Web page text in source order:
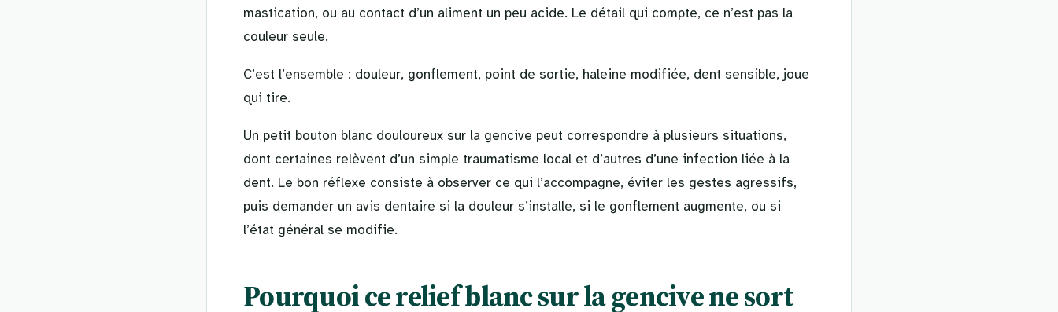
mastication, ou au contact d’un aliment un peu acide. Le détail qui compte, ce n’est pas la
couleur seule.
C’est l’ensemble : douleur, gonflement, point de sortie, haleine modifiée, dent sensible, joue
qui tire.
Un petit bouton blanc douloureux sur la gencive peut correspondre à plusieurs situations,
dont certaines relèvent d’un simple traumatisme local et d’autres d’une infection liée à la
dent. Le bon réflexe consiste à observer ce qui l’accompagne, éviter les gestes agressifs,
puis demander un avis dentaire si la douleur s’installe, si le gonflement augmente, ou si
l’état général se modifie.
Pourquoi ce relief blanc sur la gencive ne sort